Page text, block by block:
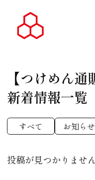
【つけめん通
新着情報一覧
すべて お知らせ
投稿が見つかりませ